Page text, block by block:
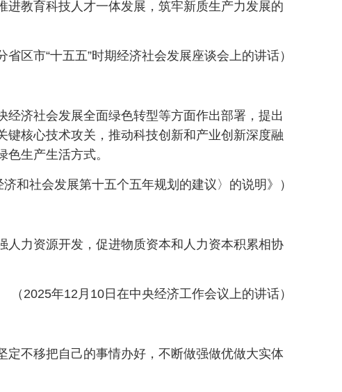
教育科技人才一体发展，筑牢新质生产力发展的
省区市“十五五”时期经济社会发展座谈会上的讲话）
经济社会发展全面绿色转型等方面作出部署，提出
核心技术攻关，推动科技创新和产业创新深度融
生产生活方式。
和社会发展第十五个五年规划的建议〉的说明》）
力资源开发，促进物质资本和人力资本积累相协
（2025年12月10日在中央经济工作会议上的讲话）
不移把自己的事情办好，不断做强做优做大实体